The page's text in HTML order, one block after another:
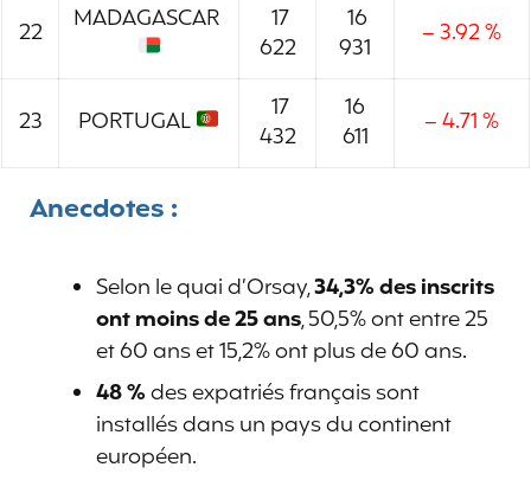
22 MADAGASCAR
17
622
16
931
– 3.92 %
23 PORTUGAL
17
432
16
611
– 4.71 %
Anecdotes :
Selon le quai d’Orsay,34,3% des inscrits
ont moins de 25 ans, 50,5% ont entre 25
et 60 ans et 15,2% ont plus de 60 ans.
48 %des expatriés français sont
installés dans un pays du continent
européen.